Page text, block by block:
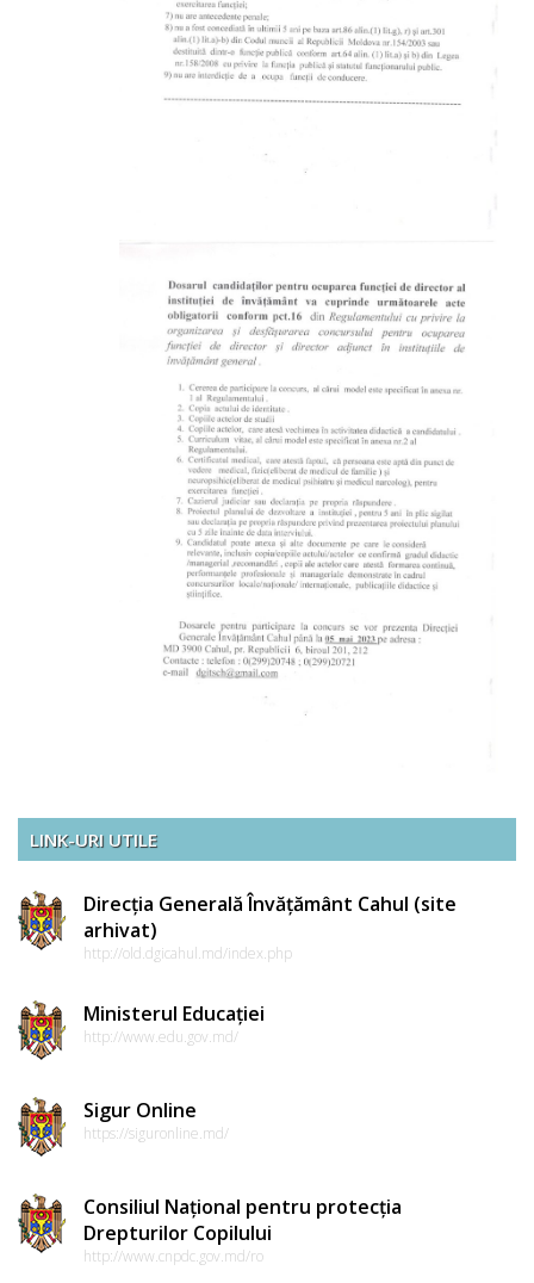
LINK-URI UTILE
Direcția Generală Învățământ Cahul (site
arhivat)
http://old.dgicahul.md/index.php
Ministerul Educației
http://www.edu.gov.md/
Sigur Online
https://siguronline.md/
Consiliul Național pentru protecția
Drepturilor Copilului
http://www.cnpdc.gov.md/ro